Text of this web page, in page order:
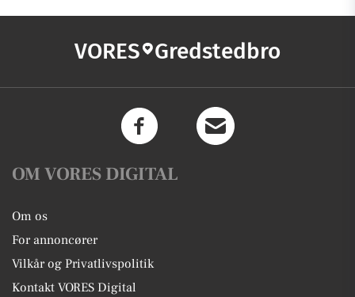
VORES Gredstedbro
OM VORES DIGITAL
Om os
For annoncører
Vilkår og Privatlivspolitik
Kontakt VORES Digital